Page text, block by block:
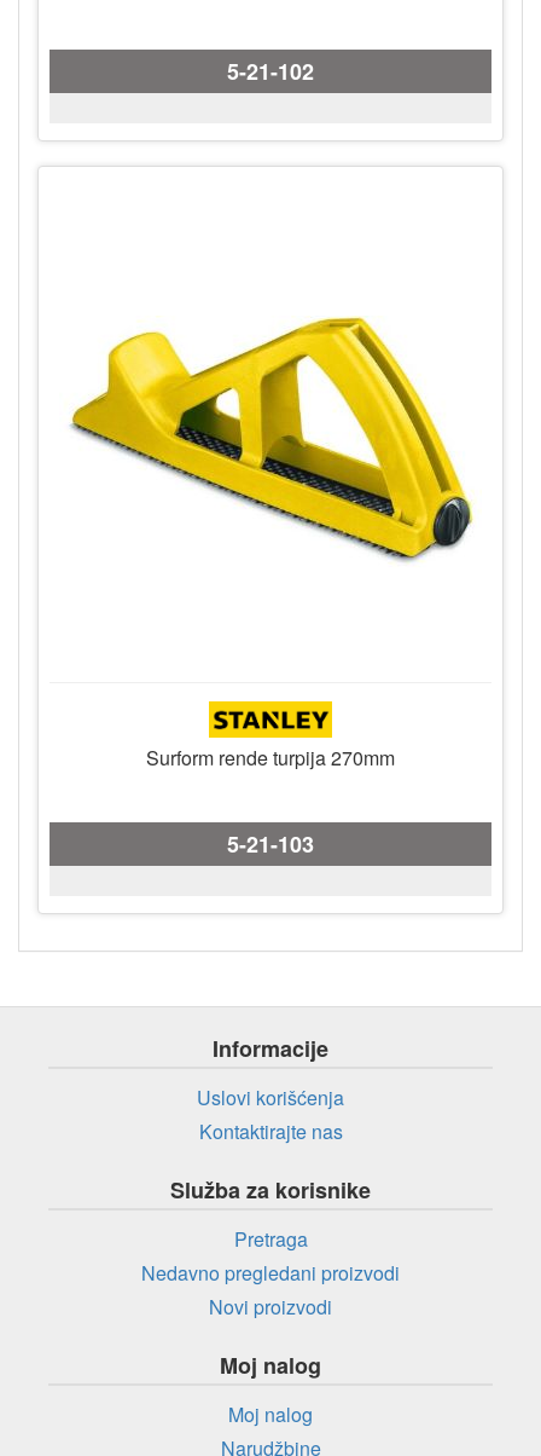
5-21-102
Surform rende turpija 270mm
5-21-103
Informacije
Uslovi korišćenja
Kontaktirajte nas
Služba za korisnike
Pretraga
Nedavno pregledani proizvodi
Novi proizvodi
Moj nalog
Moj nalog
Narudžbine